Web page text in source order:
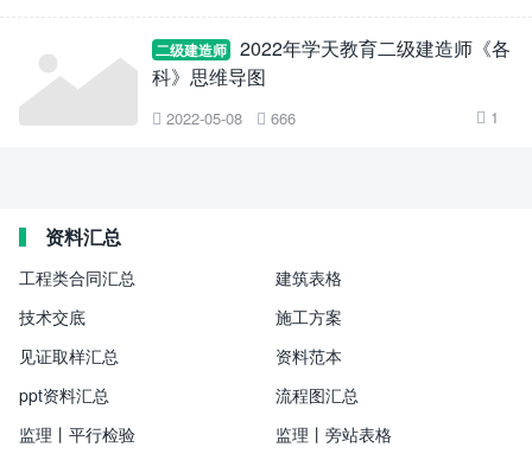
二级建造师
2022年学天教育二级建造师《各
科》思维导图
 2022-05-08  666  1
资料汇总
工程类合同汇总
建筑表格
技术交底
施工方案
见证取样汇总
资料范本
ppt资料汇总
流程图汇总
监理丨平行检验
监理丨旁站表格